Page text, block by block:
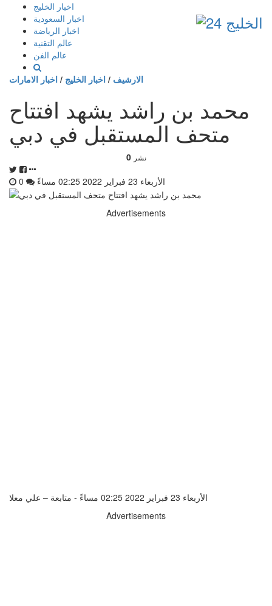
إذهب
المحتوى
اخبار الخليج
اخبار السعودية
اخبار الرياضة
عالم التقنية
عالم الفن
الارشيف / اخبار الخليج / اخبار الامارات
محمد بن راشد يشهد افتتاح
متحف المستقبل في دبي
0 نشر
الأربعاء 23 فبراير 2022 02:25 مساءً
Advertisements
الأربعاء 23 فبراير 2022 02:25 مساءً - متابعة – علي معلا
Advertisements